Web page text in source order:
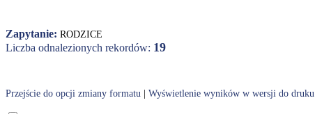
Zapytanie: RODZICE
Liczba odnalezionych rekordów: 19
Przejście do opcji zmiany formatu Wyświetlenie wyników w wersji do druku